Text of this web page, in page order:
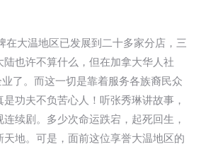
在大温地区已发展到二十多家分店，三
也许不算什么，但在加拿大华人社
了。而这一切是靠着服务各族裔民众
功夫不负苦心人！听张秀琳讲故事，
续剧。多少次命运跌宕，起死回生，
地。可是，面前这位享誉大温地区的